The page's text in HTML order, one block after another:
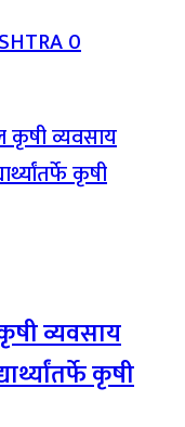
0
व्यवसाय
कृषी